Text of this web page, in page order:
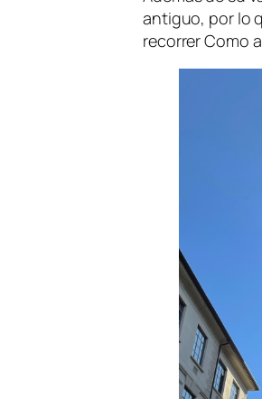
antiguo, por lo
recorrer Como